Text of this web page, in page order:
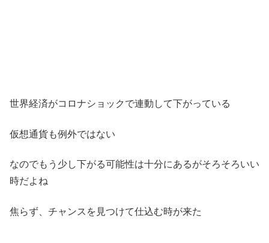
世界経済がコロナショックで連動して下がっている
仮想通貨も例外ではない
なのでもう少し下がる可能性は十分にあるがそろそろいい
時だよね
焦らず、チャンスを見つけて仕込む時が来た